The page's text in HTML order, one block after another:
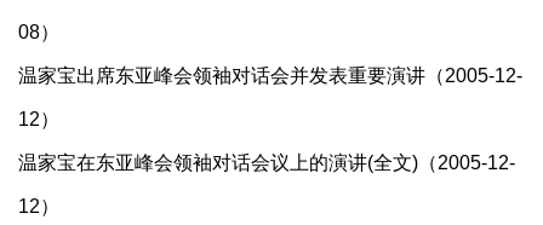
08）
温家宝出席东亚峰会领袖对话会并发表重要演讲（2005-12-
12）
温家宝在东亚峰会领袖对话会议上的演讲(全文)（2005-12-
12）